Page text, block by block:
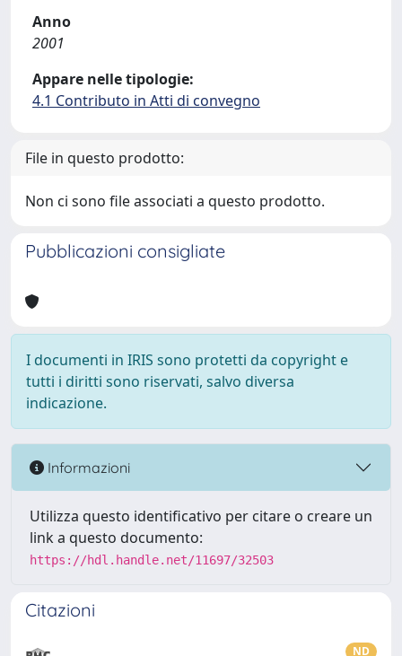
Anno
2001
Appare nelle tipologie:
4.1 Contributo in Atti di convegno
File in questo prodotto:
Non ci sono file associati a questo prodotto.
Pubblicazioni consigliate
I documenti in IRIS sono protetti da copyright e
tutti i diritti sono riservati, salvo diversa
indicazione.
Informazioni
Utilizza questo identificativo per citare o creare un
link a questo documento:
https://hdl.handle.net/11697/32503
Citazioni
ND